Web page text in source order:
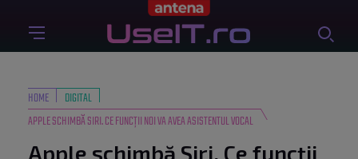
HOME
DIGITAL
APPLE SCHIMBĂ SIRI. CE FUNCȚII NOI VA AVEA ASISTENTUL VOCAL
Apple schimbă Siri. Ce funcții